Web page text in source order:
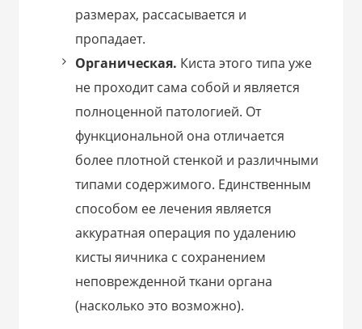
размерах, рассасывается и
пропадает.
Органическая. Киста этого типа уже
не проходит сама собой и является
полноценной патологией. От
функциональной она отличается
более плотной стенкой и различными
типами содержимого. Единственным
способом ее лечения является
аккуратная операция по удалению
кисты яичника с сохранением
неповрежденной ткани органа
(насколько это возможно).